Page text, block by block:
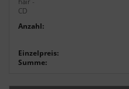
Anzahl:
Einzelpreis:
Summe: